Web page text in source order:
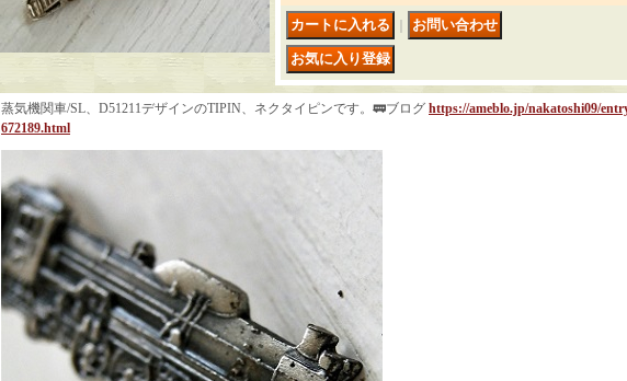
蒸気機関車/SL、D51211デザインのTIPIN、ネクタイピンです。🚃ブログ https://ameblo.jp/nakatoshi09/
672189.html